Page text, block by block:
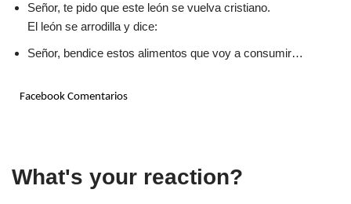
Señor, te pido que este león se vuelva cristiano.
El león se arrodilla y dice:
Señor, bendice estos alimentos que voy a consumir…
Facebook Comentarios
What's your reaction?